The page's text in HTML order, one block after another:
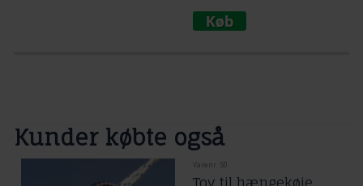
Kunder købte også
Varenr. 50
Tov til hængekøje